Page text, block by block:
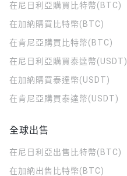
在尼日利亞購買比特幣(BTC)
在加納購買比特幣(BTC)
在肯尼亞購買比特幣(BTC)
在尼日利亞購買泰達幣(USDT)
在加納購買泰達幣(USDT)
在肯尼亞購買泰達幣(USDT)
全球出售
在尼日利亞出售比特幣(BTC)
在加納出售比特幣(BTC)